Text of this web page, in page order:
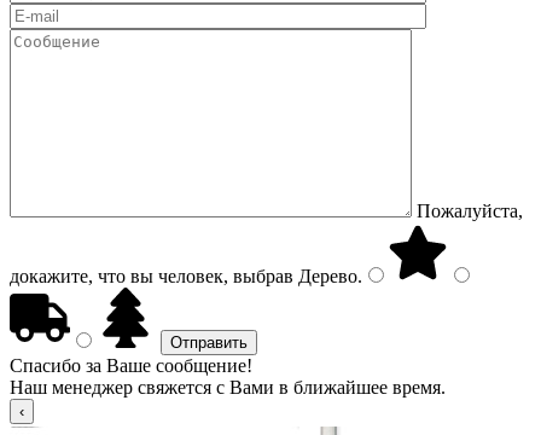
Пожалуйста,
докажите, что вы человек, выбрав Дерево.
Спасибо за Ваше сообщение!
Наш менеджер свяжется с Вами в ближайшее время.